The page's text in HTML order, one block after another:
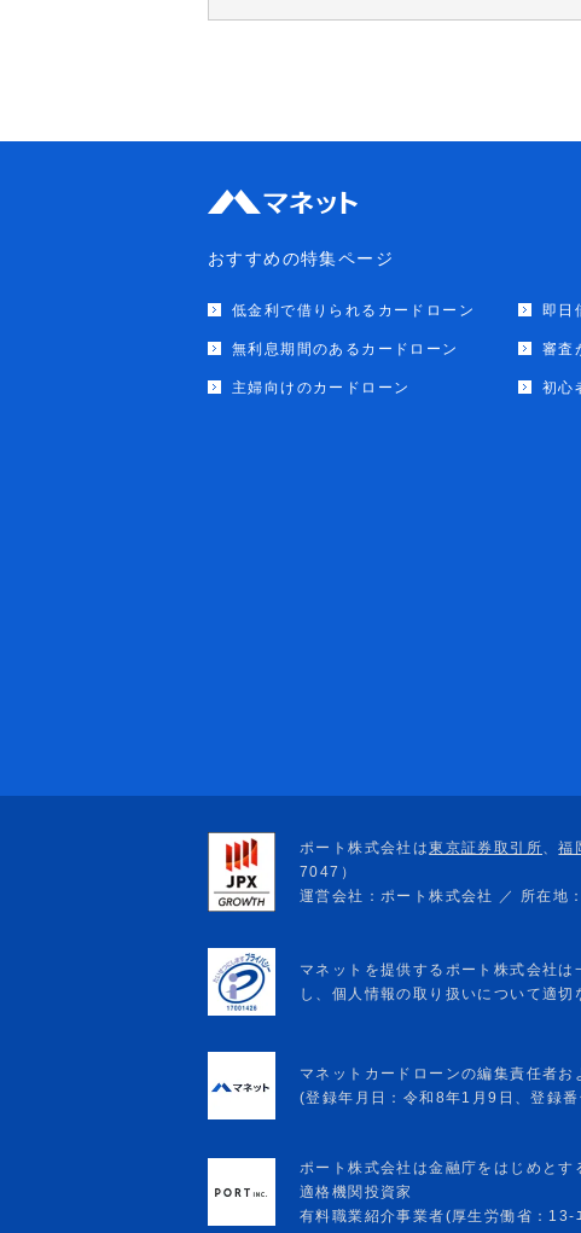
おすすめの特集ページ
低金利で借りられるカードローン 即日
無利息期間のあるカードローン 審査
主婦向けのカードローン 初心
マネットカードローンの編集責任者
(登録年月日：令和8年1月9日、登録
ポート株式会社は金融庁をはじめとす
適格機関投資家
有料職業紹介事業者(厚生労働省：